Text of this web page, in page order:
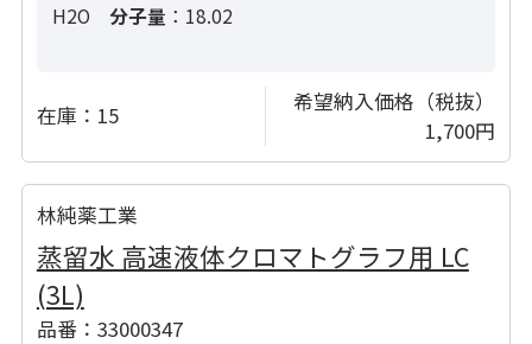
H2O
分子量 ：18.02
在庫： 15
希望納入価格（税抜）
1,700円
林純薬工業
蒸留水 高速液体クロマトグラフ用 LC
(3L)
品番：33000347